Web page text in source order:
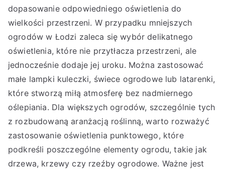
dopasowanie odpowiedniego oświetlenia do
wielkości przestrzeni. W przypadku mniejszych
ogrodów w Łodzi zaleca się wybór delikatnego
oświetlenia, które nie przytłacza przestrzeni, ale
jednocześnie dodaje jej uroku. Można zastosować
małe lampki kuleczki, świece ogrodowe lub latarenki,
które stworzą miłą atmosferę bez nadmiernego
oślepiania. Dla większych ogrodów, szczególnie tych
z rozbudowaną aranżacją roślinną, warto rozważyć
zastosowanie oświetlenia punktowego, które
podkreśli poszczególne elementy ogrodu, takie jak
drzewa, krzewy czy rzeźby ogrodowe. Ważne jest